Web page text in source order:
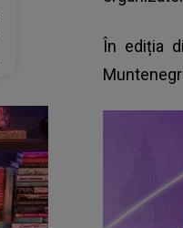
În ediția